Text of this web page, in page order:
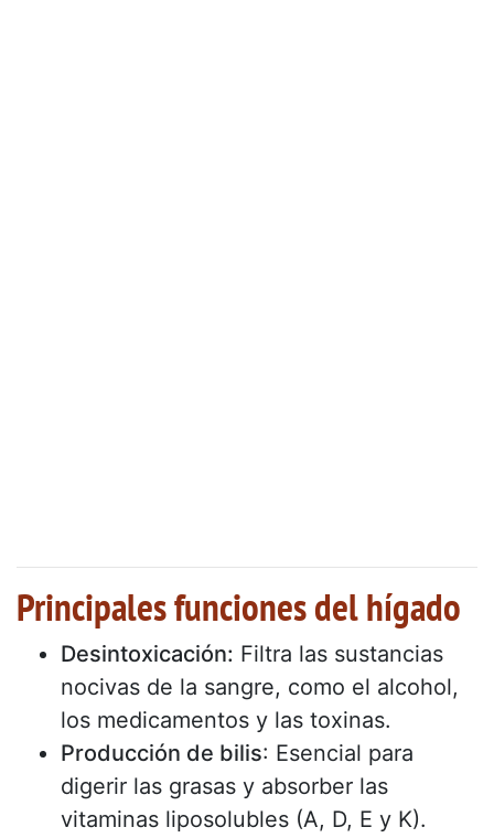
Principales funciones del hígado
Desintoxicación: Filtra las sustancias
nocivas de la sangre, como el alcohol,
los medicamentos y las toxinas.
Producción de bilis: Esencial para
digerir las grasas y absorber las
vitaminas liposolubles (A, D, E y K).